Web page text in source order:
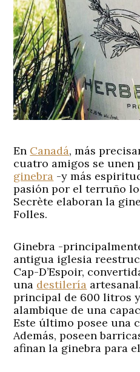
En Canadá, más
cuatro amigos se unen
ginebra -y más
pasión por el terruño
Secrète elaboran la
Folles.
Ginebra -
antigua iglesia
Cap-D’Espoir,
una destilería
principal de 600 litros
alambique de una
Este último posee una
Además, poseen
afinan la ginebra para